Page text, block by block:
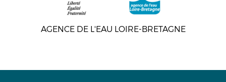
AGENCE DE L'EAU LOIRE-BRETAGNE